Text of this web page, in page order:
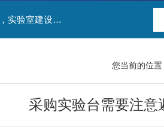
主营产品：实验室装修，实验室设计，洁净室，净化车间装修，GMP净化工程，实验室建设，动物房实验室，理化实验室
您当前的位置
采购实验台需要注意